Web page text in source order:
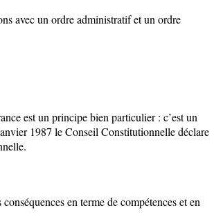
avec un ordre administratif et un ordre
est un principe bien particulier : c’est un
1987 le Conseil Constitutionnelle déclare
en terme de compétences et en